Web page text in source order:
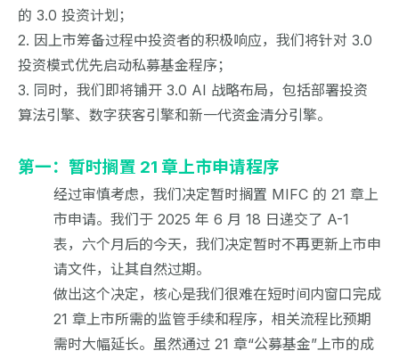
的 3.0 投资计划；
2. 因上市筹备过程中投资者的积极响应，我们将针对 3.0
投资模式优先启动私募基金程序；
3. 同时，我们即将铺开 3.0 AI 战略布局，包括部署投资
算法引擎、数字获客引擎和新一代资金清分引擎。
第一：暂时搁置 21 章上市申请程序
经过审慎考虑，我们决定暂时搁置 MIFC 的 21 章上
市申请。我们于 2025 年 6 月 18 日递交了 A-1
表，六个月后的今天，我们决定暂时不再更新上市申
请文件，让其自然过期。
做出这个决定，核心是我们很难在短时间内窗口完成
21 章上市所需的监管手续和程序，相关流程比预期
需时大幅延长。虽然通过 21 章“公募基金”上市的成